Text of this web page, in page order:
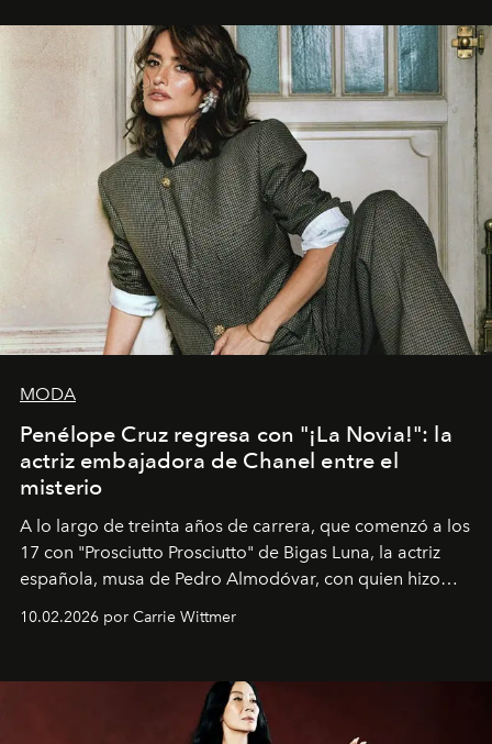
MODA
Penélope Cruz regresa con "¡La Novia!": la
actriz embajadora de Chanel entre el
misterio
A lo largo de treinta años de carrera, que comenzó a los
17 con "Prosciutto Prosciutto" de Bigas Luna, la actriz
española, musa de Pedro Almodóvar, con quien hizo
Barcelona", ha dividido su tiempo entre Europa y
dirigida por Maggie Gyllenhaal.
10.02.2026 por Carrie Wittmer